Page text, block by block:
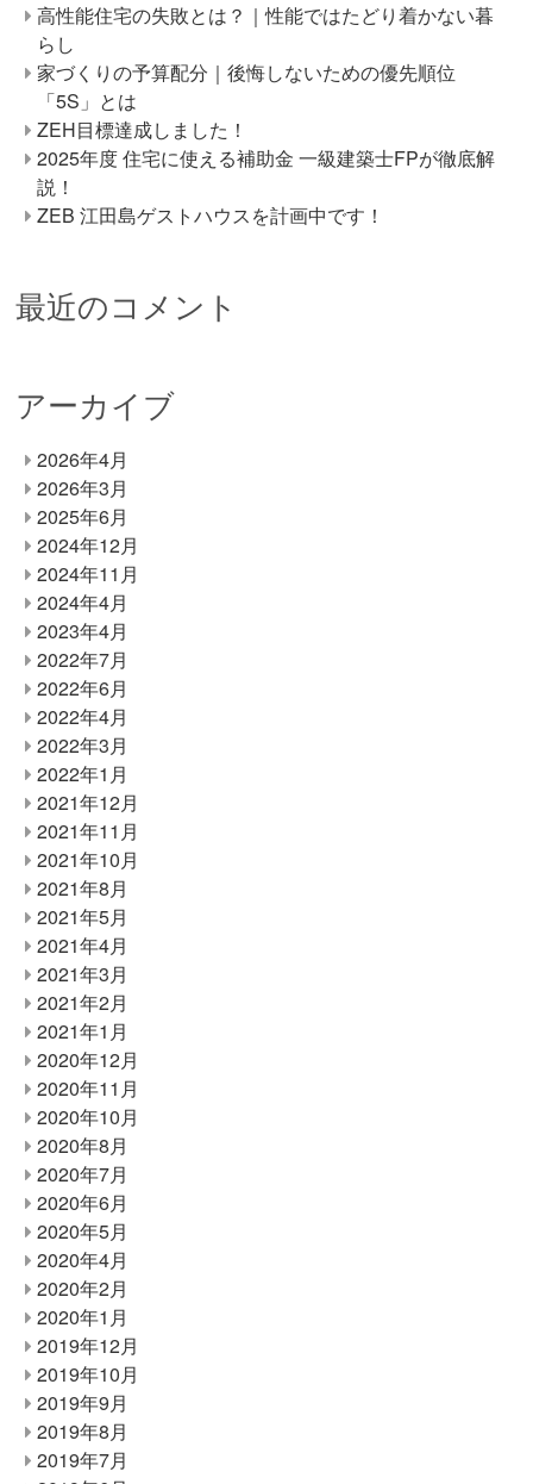
高性能住宅の失敗とは？｜性能ではたどり着かない暮
らし
家づくりの予算配分｜後悔しないための優先順位
「5S」とは
ZEH目標達成しました！
2025年度 住宅に使える補助金 一級建築士FPが徹底解
説！
ZEB 江田島ゲストハウスを計画中です！
最近のコメント
アーカイブ
2026年4月
2026年3月
2025年6月
2024年12月
2024年11月
2024年4月
2023年4月
2022年7月
2022年6月
2022年4月
2022年3月
2022年1月
2021年12月
2021年11月
2021年10月
2021年8月
2021年5月
2021年4月
2021年3月
2021年2月
2021年1月
2020年12月
2020年11月
2020年10月
2020年8月
2020年7月
2020年6月
2020年5月
2020年4月
2020年2月
2020年1月
2019年12月
2019年10月
2019年9月
2019年8月
2019年7月